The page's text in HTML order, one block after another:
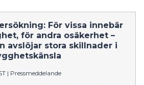
För vissa innebär
för andra osäkerhet –
avslöjar stora skillnader i
| Pressmeddelande